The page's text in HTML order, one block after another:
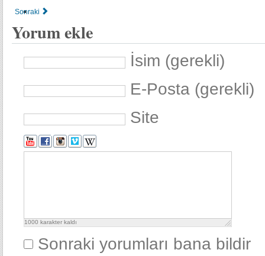
Sonraki
Yorum ekle
İsim (gerekli)
E-Posta (gerekli)
Site
1000 karakter kaldı
Sonraki yorumları bana bildir